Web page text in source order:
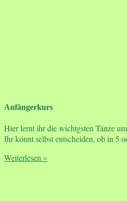
Anfängerkurs
Hier lernt ihr die wichtgsten Tänze
Ihr könnt selbst entscheiden, ob in 5
Weiterlesen »